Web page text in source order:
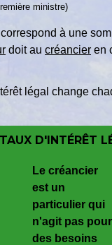
ministre)
à une
doit au créancier en
légal change
TAUX D'INTÉRÊT
Le créancier
est un
particulier qui
n'agit pas pour
des besoins